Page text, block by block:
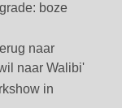
boze
naar
naar Walibi'
in